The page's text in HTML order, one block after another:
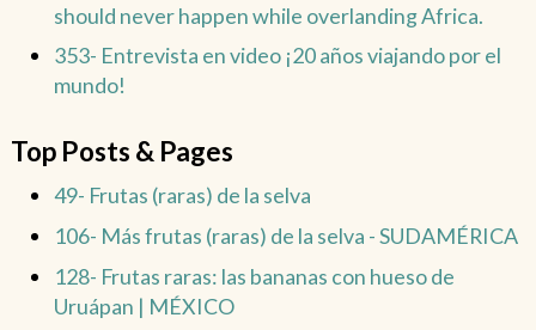
should never happen while overlanding Africa.
353- Entrevista en video ¡20 años viajando por el
mundo!
Top Posts & Pages
49- Frutas (raras) de la selva
106- Más frutas (raras) de la selva - SUDAMÉRICA
128- Frutas raras: las bananas con hueso de
Uruápan | MÉXICO